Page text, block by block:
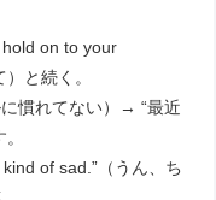
hold on to your
と続く。
慣れてない）→ “最近
of sad.”（うん、ち